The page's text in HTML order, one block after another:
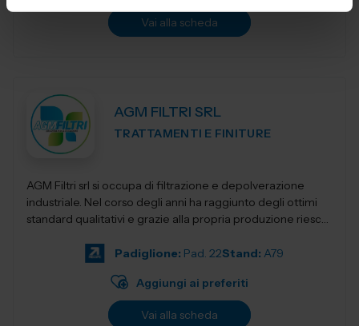
Vai alla scheda
AGM FILTRI SRL
TRATTAMENTI E FINITURE
AGM Filtri srl si occupa di filtrazione e depolverazione
industriale. Nel corso degli anni ha raggiunto degli ottimi
standard qualitativi e grazie alla propria produzione riesce
Padiglione: Pad. 22Stand: A79
Aggiungi ai preferiti
Vai alla scheda